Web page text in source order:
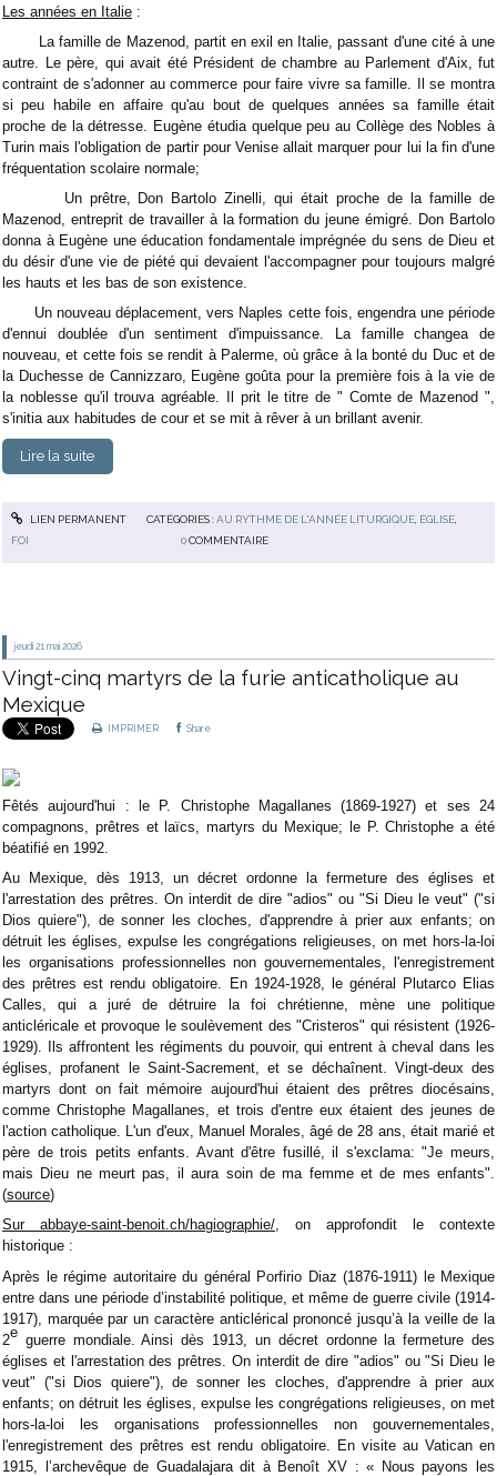
Les années en Italie :
La famille de Mazenod, partit en exil en Italie, passant d'une cité à une
autre. Le père, qui avait été Président de chambre au Parlement d'Aix, fut
contraint de s'adonner au commerce pour faire vivre sa famille. Il se montra
si peu habile en affaire qu'au bout de quelques années sa famille était
proche de la détresse. Eugène étudia quelque peu au Collège des Nobles à
Turin mais l'obligation de partir pour Venise allait marquer pour lui la fin d'une
fréquentation scolaire normale;
Un prêtre, Don Bartolo Zinelli, qui était proche de la famille de
Mazenod, entreprit de travailler à la formation du jeune émigré. Don Bartolo
donna à Eugène une éducation fondamentale imprégnée du sens de Dieu et
du désir d'une vie de piété qui devaient l'accompagner pour toujours malgré
les hauts et les bas de son existence.
Un nouveau déplacement, vers Naples cette fois, engendra une période
d'ennui doublée d'un sentiment d'impuissance. La famille changea de
nouveau, et cette fois se rendit à Palerme, où grâce à la bonté du Duc et de
la Duchesse de Cannizzaro, Eugène goûta pour la première fois à la vie de
la noblesse qu'il trouva agréable. Il prit le titre de " Comte de Mazenod ",
s'initia aux habitudes de cour et se mit à rêver à un brillant avenir.
Lire la suite
LIEN PERMANENT CATÉGORIES :AU RYTHME DE L'ANNÉE LITURGIQUE, EGLISE,
FOI
0 COMMENTAIRE
jeudi 21 mai 2026
Vingt-cinq martyrs de la furie anticatholique au
Mexique
IMPRIMER Share
Fêtés aujourd'hui : le P. Christophe Magallanes (1869-1927) et ses 24
compagnons, prêtres et laïcs, martyrs du Mexique; le P. Christophe a été
béatifié en 1992.
Au Mexique, dès 1913, un décret ordonne la fermeture des églises et
l'arrestation des prêtres. On interdit de dire "adios" ou "Si Dieu le veut" ("si
Dios quiere"), de sonner les cloches, d'apprendre à prier aux enfants; on
détruit les églises, expulse les congrégations religieuses, on met hors-la-loi
les organisations professionnelles non gouvernementales, l'enregistrement
des prêtres est rendu obligatoire. En 1924-1928, le général Plutarco Elias
Calles, qui a juré de détruire la foi chrétienne, mène une politique
anticléricale et provoque le soulèvement des "Cristeros" qui résistent (1926-
1929). Ils affrontent les régiments du pouvoir, qui entrent à cheval dans les
églises, profanent le Saint-Sacrement, et se déchaînent. Vingt-deux des
martyrs dont on fait mémoire aujourd'hui étaient des prêtres diocésains,
comme Christophe Magallanes, et trois d'entre eux étaient des jeunes de
l'action catholique. L'un d'eux, Manuel Morales, âgé de 28 ans, était marié et
père de trois petits enfants. Avant d'être fusillé, il s'exclama: "Je meurs,
mais Dieu ne meurt pas, il aura soin de ma femme et de mes enfants".
(source)
Sur abbaye-saint-benoit.ch/hagiographie/, on approfondit le contexte
historique :
Après le régime autoritaire du général Porfirio Diaz (1876-1911) le Mexique
entre dans une période d’instabilité politique, et même de guerre civile (1914-
1917), marquée par un caractère anticlérical prononcé jusqu’à la veille de la
2e guerre mondiale. Ainsi dès 1913, un décret ordonne la fermeture des
églises et l'arrestation des prêtres. On interdit de dire "adios" ou "Si Dieu le
veut" ("si Dios quiere"), de sonner les cloches, d'apprendre à prier aux
enfants; on détruit les églises, expulse les congrégations religieuses, on met
hors-la-loi les organisations professionnelles non gouvernementales,
l'enregistrement des prêtres est rendu obligatoire. En visite au Vatican en
1915, l’archevêque de Guadalajara dit à Benoît XV : « Nous payons les